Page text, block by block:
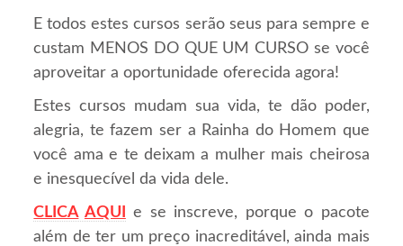
E todos estes cursos serão seus para sempre e
custam MENOS DO QUE UM CURSO se você
aproveitar a oportunidade oferecida agora!
Estes cursos mudam sua vida, te dão poder,
alegria, te fazem ser a Rainha do Homem que
você ama e te deixam a mulher mais cheirosa
e inesquecível da vida dele.
CLICA AQUI
e se inscreve, porque o pacote
além de ter um preço inacreditável, ainda mais